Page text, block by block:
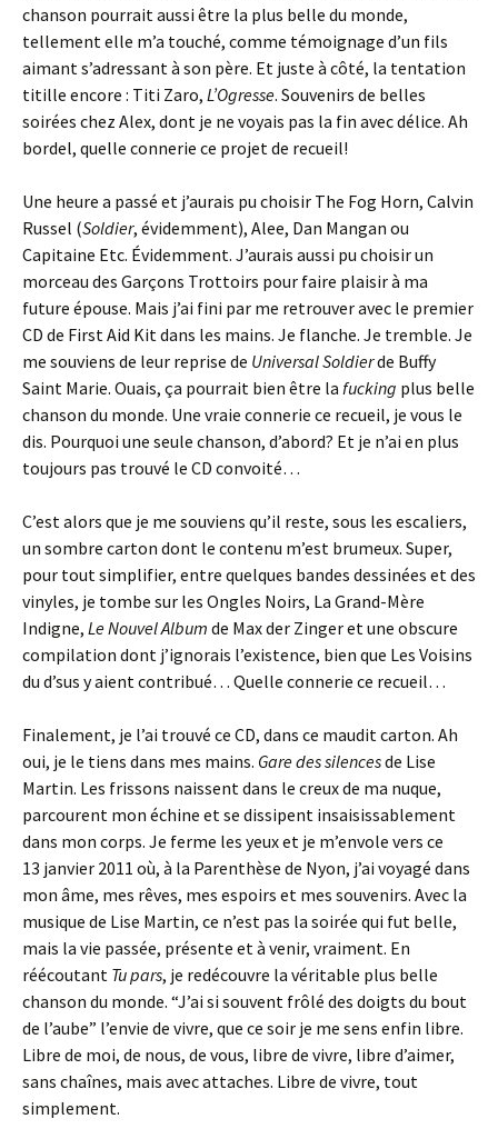
chanson pourrait aussi être la plus belle du monde,
tellement elle m’a touché, comme témoignage d’un fils
aimant s’adressant à son père. Et juste à côté, la tentation
titille encore : Titi Zaro, L’Ogresse. Souvenirs de belles
soirées chez Alex, dont je ne voyais pas la fin avec délice. Ah
bordel, quelle connerie ce projet de recueil!
Une heure a passé et j’aurais pu choisir The Fog Horn, Calvin
Russel (Soldier, évidemment), Alee, Dan Mangan ou
Capitaine Etc. Évidemment. J’aurais aussi pu choisir un
morceau des Garçons Trottoirs pour faire plaisir à ma
future épouse. Mais j’ai fini par me retrouver avec le premier
CD de First Aid Kit dans les mains. Je flanche. Je tremble. Je
me souviens de leur reprise de Universal Soldierde Buffy
Saint Marie. Ouais, ça pourrait bien être la fucking plus belle
chanson du monde. Une vraie connerie ce recueil, je vous le
dis. Pourquoi une seule chanson, d’abord? Et je n’ai en plus
toujours pas trouvé le CD convoité…
C’est alors que je me souviens qu’il reste, sous les escaliers,
un sombre carton dont le contenu m’est brumeux. Super,
pour tout simplifier, entre quelques bandes dessinées et des
vinyles, je tombe sur les Ongles Noirs, La Grand-Mère
Indigne, Le Nouvel Album de Max der Zinger et une obscure
compilation dont j’ignorais l’existence, bien que Les Voisins
du d’sus y aient contribué… Quelle connerie ce recueil…
Finalement, je l’ai trouvé ce CD, dans ce maudit carton. Ah
oui, je le tiens dans mes mains. Gare des silencesde Lise
Martin. Les frissons naissent dans le creux de ma nuque,
parcourent mon échine et se dissipent insaisissablement
dans mon corps. Je ferme les yeux et je m’envole vers ce
13 janvier 2011 où, à la Parenthèse de Nyon, j’ai voyagé dans
mon âme, mes rêves, mes espoirs et mes souvenirs. Avec la
musique de Lise Martin, ce n’est pas la soirée qui fut belle,
mais la vie passée, présente et à venir, vraiment. En
réécoutant Tu pars, je redécouvre la véritable plus belle
chanson du monde. “J’ai si souvent frôlé des doigts du bout
de l’aube” l’envie de vivre, que ce soir je me sens enfin libre.
Libre de moi, de nous, de vous, libre de vivre, libre d’aimer,
sans chaînes, mais avec attaches. Libre de vivre, tout
simplement.